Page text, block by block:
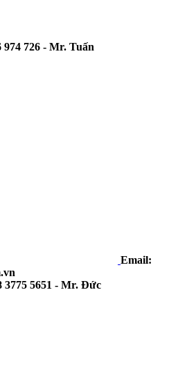
974 726 - Mr. Tuấn
Email:
3775 5651 - Mr. Đức